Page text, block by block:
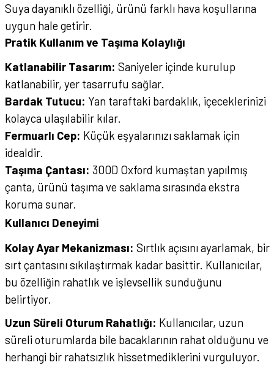
Suya dayanıklı özelliği, ürünü farklı hava koşullarına
uygun hale getirir.
Pratik Kullanım ve Taşıma Kolaylığı
Katlanabilir Tasarım: Saniyeler içinde kurulup
katlanabilir, yer tasarrufu sağlar.
Bardak Tutucu: Yan taraftaki bardaklık, içeceklerinizi
kolayca ulaşılabilir kılar.
Fermuarlı Cep: Küçük eşyalarınızı saklamak için
idealdir.
Taşıma Çantası: 300D Oxford kumaştan yapılmış
çanta, ürünü taşıma ve saklama sırasında ekstra
koruma sunar.
Kullanıcı Deneyimi
Kolay Ayar Mekanizması: Sırtlık açısını ayarlamak, bir
sırt çantasını sıkılaştırmak kadar basittir. Kullanıcılar,
bu özelliğin rahatlık ve işlevsellik sunduğunu
belirtiyor.
Uzun Süreli Oturum Rahatlığı: Kullanıcılar, uzun
süreli oturumlarda bile bacaklarının rahat olduğunu ve
herhangi bir rahatsızlık hissetmediklerini vurguluyor.